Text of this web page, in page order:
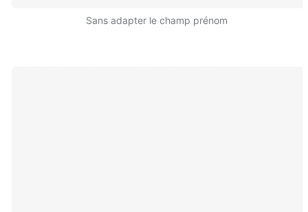
Sans adapter le champ prénom